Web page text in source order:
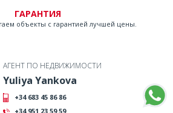
ГАРАНТИЯ
объекты с гарантией лучшей цены.
АГЕНТ ПО НЕДВИЖИМОСТИ
Yuliya Yankova
+34 683 45 86 86
+34 951 23 59 59